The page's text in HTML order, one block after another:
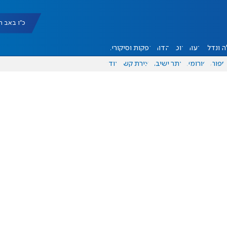
כ"ו באב
ונדל"ן דעות אוכל יהדות הפקות וסיקורים
ספורט פורומים אתר ישיבה יצירת קשר עוד